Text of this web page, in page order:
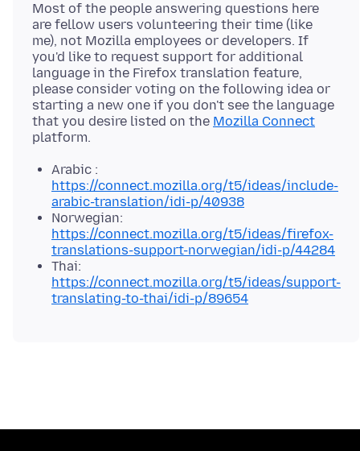
Most of the people answering questions here
are fellow users volunteering their time (like
me), not Mozilla employees or developers. If
you'd like to request support for additional
language in the Firefox translation feature,
please consider voting on the following idea or
starting a new one if you don't see the language
that you desire listed on the Mozilla Connect
Arabic :
https://connect.mozilla.org/t5/ideas/include-
arabic-translation/idi-p/40938
Norwegian:
https://connect.mozilla.org/t5/ideas/firefox-
translations-support-norwegian/idi-p/44284
Thai:
https://connect.mozilla.org/t5/ideas/support-
translating-to-thai/idi-p/89654